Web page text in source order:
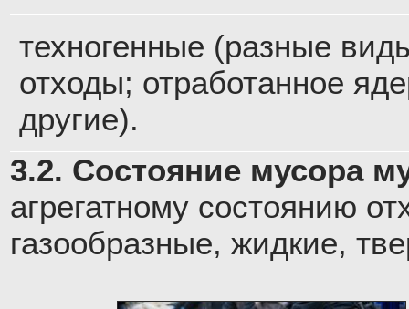
техногенные (разные
отходы; отработанное
другие).
3.2. Состояние мусора
агрегатному состоянию
газообразные, жидкие,